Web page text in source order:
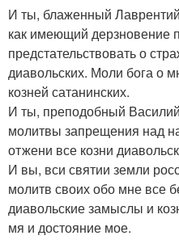
И ты, блаженный
как имеющий дерзновение
предстательствовать о
диавольских. Моли бога о
козней сатанинских.
И ты, преподобный
молитвы запрещения над
отжени все козни
И вы, вси святии земли
молитв своих обо мне все
диавольские замыслы и
мя и достояние мое.